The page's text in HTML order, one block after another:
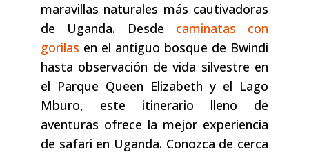
maravillas naturales más cautivadoras
de Uganda. Desde caminatas con
gorilas en el antiguo bosque de Bwindi
hasta observación de vida silvestre en
el Parque Queen Elizabeth y el Lago
Mburo, este itinerario lleno de
aventuras ofrece la mejor experiencia
de safari en Uganda. Conozca de cerca